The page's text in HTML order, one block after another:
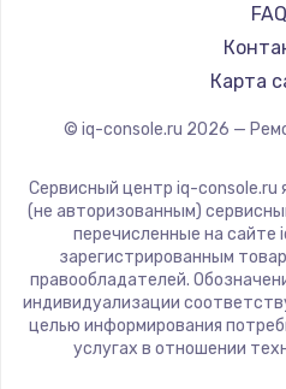
Замена
Замена
1490
Замена
FAQ
Карта
© iq-console.ru 2026 —
Сервисный центр iq-console.ru
(не авторизованным)
перечисленные на сайте
зарегистрированным
правообладателей.
индивидуализации
целью информирования
услугах в отношении